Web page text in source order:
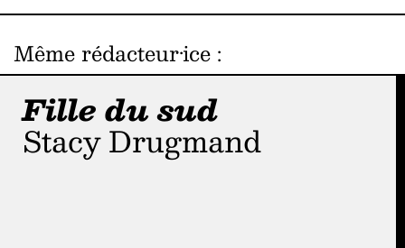
Même rédacteur·ice :
Fille du sud
Stacy Drugmand